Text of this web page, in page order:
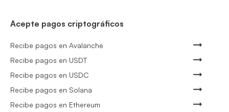
Acepte pagos criptográficos
Recibe pagos en Avalanche
Recibe pagos en USDT
Recibe pagos en USDC
Recibe pagos en Solana
Recibe pagos en Ethereum